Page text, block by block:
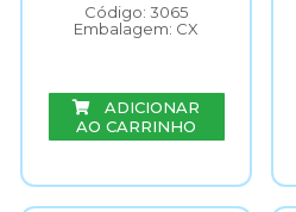
Código: 3065
Embalagem: CX
ADICIONAR
AO CARRINHO